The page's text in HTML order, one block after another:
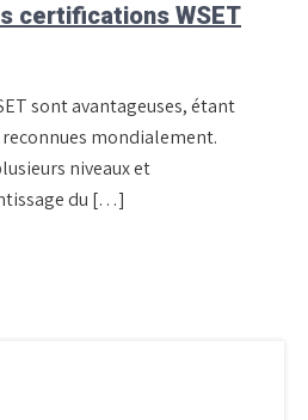
certifications WSET
sont avantageuses, étant
mondialement.
niveaux et
du […]